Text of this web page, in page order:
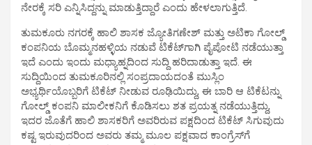
ನೇರಕ್ಕೆ ಸರಿ ಎನ್ನಿಸಿದ್ದನ್ನು ಮಾಡುತ್ತಿದ್ದಾರೆ ಎಂದು ಹೇಳಲಾಗುತ್ತಿದೆ.
ತುಮಕೂರು ನಗರಕ್ಕೆ ಹಾಲಿ ಶಾಸಕ ಜ್ಯೋತಿಗಣೇಶ್ ಮತ್ತು ಅಟಿಕಾ ಗೋಲ್ಡ್
ಕಂಪನಿಯ ಬೊಮ್ಮನಹಳ್ಳಿಯ ನಡುವೆ ಟಿಕೆಟ್‍ಗಾಗಿ ಪೈಪೋಟಿ ನಡೆಯುತ್ತಾ
ಇದೆ ಎಂದು ಇಂದು ಮಧ್ಯಾಹ್ನದಿಂದ ಸುದ್ದಿ ಹರಿದಾಡುತ್ತಾ ಇದೆ. ಈ
ಸುದ್ದಿಯಿಂದ ತುಮಕೂರಿನಲ್ಲಿ ಸಂಪ್ರದಾಯದಂತೆ ಮುಸ್ಲಿಂ
ಅಭ್ಯರ್ಥಿಯೊಬ್ಬರಿಗೆ ಟಿಕೆಟ್ ನೀಡುವ ರೂಢಿಯಿದ್ದು, ಈ ಬಾರಿ ಆ ಟಿಕೆಟನ್ನು
ಗೋಲ್ಡ್ ಕಂಪನಿ ಮಾಲೀಕನಿಗೆ ಕೊಡಿಸಲು ಶತ ಪ್ರಯತ್ನ ನಡೆಯುತ್ತಿದ್ದು,
ಇದರ ಜೊತೆಗೆ ಹಾಲಿ ಶಾಸಕರಿಗೆ ಅವರಿರುವ ಪಕ್ಷದಿಂದ ಟಿಕೆಟ್ ಸಿಗುವುದು
ಕಷ್ಟ ಇರುವುದರಿಂದ ಅವರು ತಮ್ಮ ಮೂಲ ಪಕ್ಷವಾದ ಕಾಂಗ್ರೆಸ್‍ಗೆ